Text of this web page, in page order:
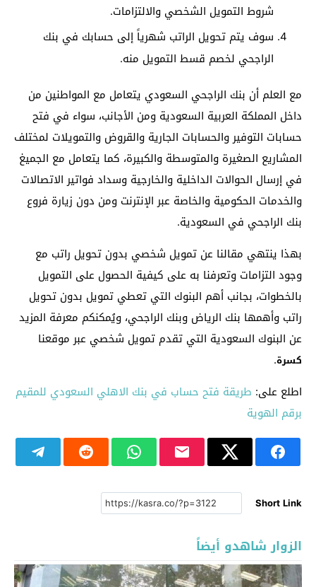
شروط التمويل الشخصي والالتزامات.
سوف يتم تحويل الراتب شهرياً إلى حسابك في بنك
الراجحي لخصم قسط التمويل منه.
مع العلم أن بنك الراجحي السعودي يتعامل مع المواطنين من
داخل المملكة العربية السعودية ومن الأجانب، سواء في فتح
حسابات التوفير والحسابات الجارية والقروض والتمويلات لمختلف
المشاريع الصغيرة والمتوسطة والكبيرة، كما يتعامل مع الجميغ
في إرسال الحوالات الداخلية والخارجية وسداد فواتير الاتصالات
والخدمات الحكومية والخاصة عبر الإنترنت ومن دون زيارة فروع
بنك الراجحي في السعودية.
بهذا ينتهي مقالنا عن تمويل شخصي بدون تحويل راتب مع
وجود التزامات وتعرفنا به على كيفية الحصول على التمويل
بالخطوات، بجانب أهم البنوك التي تعطي تمويل بدون تحويل
راتب وأهمها بنك الرياض وبنك الراجحي، ويُمكنكم معرفة المزيد
عن البنوك السعودية التي تقدم تمويل شخصي عبر موقعنا
كسرة.
اطلع على: طريقة فتح حساب في بنك الاهلي السعودي للمقيم
برقم الهوية
Short Link
الزوار شاهدو أيضاً